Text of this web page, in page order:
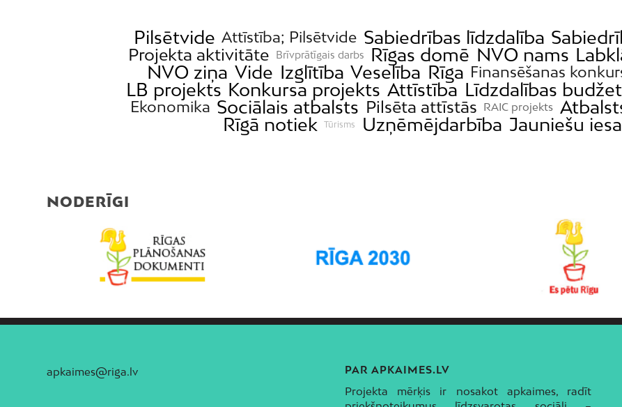
Pilsētvide Attīstība; Pilsētvide Sabiedrības līdzdalība
Projekta aktivitāte Brīvprātīgais darbs Rīgas domē NVO nams
NVO ziņa Vide Izglītība Veselība Rīga Finansēšanas
LB projekts Konkursa projekts Attīstība Līdzdalības
Ekonomika Sociālais atbalsts Pilsēta attīstās RAIC projekts
Rīgā notiek Tūrisms Uzņēmējdarbība Jauniešu
NODERĪGI
apkaimes@riga.lv PAR APKAIMES.LV
Projekta mērķis ir nosakot apkaimes, radīt